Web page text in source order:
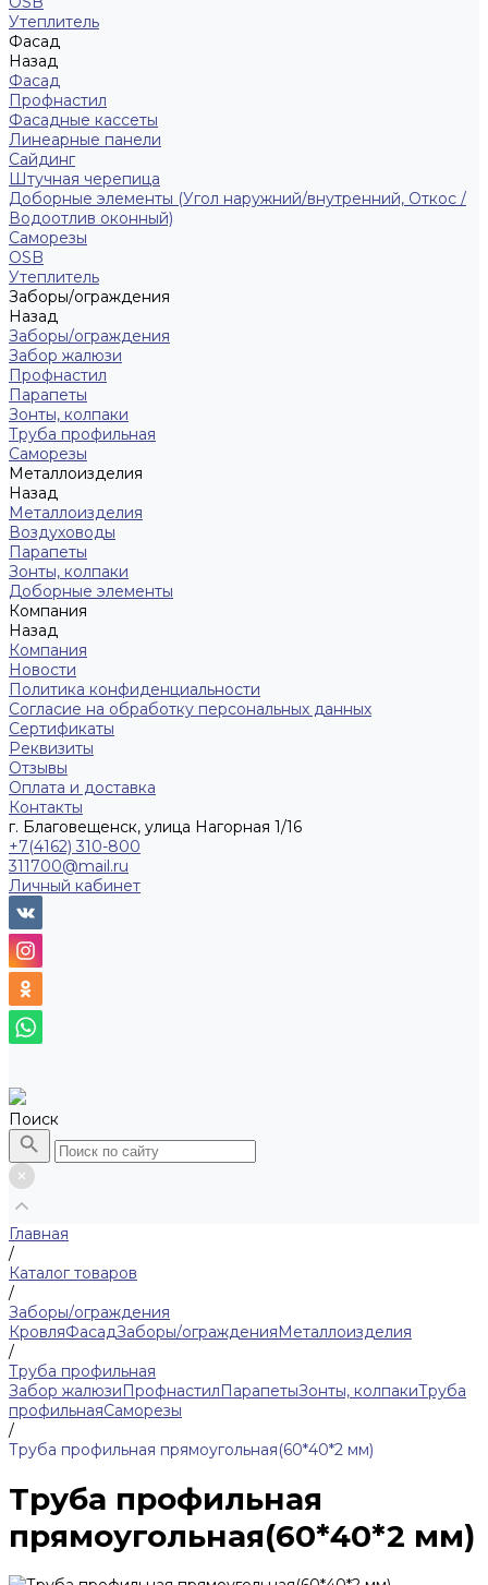
Утеплитель
Фасад
Назад
Фасад
Профнастил
Фасадные кассеты
Линеарные панели
Сайдинг
Штучная черепица
Доборные элементы (Угол наружний/внутренний, Откос /
Водоотлив оконный)
Саморезы
OSB
Утеплитель
Заборы/ограждения
Назад
Заборы/ограждения
Забор жалюзи
Профнастил
Парапеты
Зонты, колпаки
Труба профильная
Саморезы
Металлоизделия
Назад
Металлоизделия
Воздуховоды
Парапеты
Зонты, колпаки
Доборные элементы
Компания
Назад
Компания
Новости
Политика конфиденциальности
Согласие на обработку персональных данных
Сертификаты
Реквизиты
Отзывы
Оплата и доставка
Контакты
г. Благовещенск, улица Нагорная 1/16
+7(4162) 310-800
311700@mail.ru
Личный кабинет
Поиск
Главная
/
Каталог товаров
/
Заборы/ограждения
КровляФасадЗаборы/огражденияМеталлоизделия
/
Труба профильная
Забор жалюзиПрофнастилПарапетыЗонты, колпакиТруба
профильнаяСаморезы
/
Труба профильная прямоугольная(60*40*2 мм)
Труба профильная
прямоугольная(60*40*2 мм)